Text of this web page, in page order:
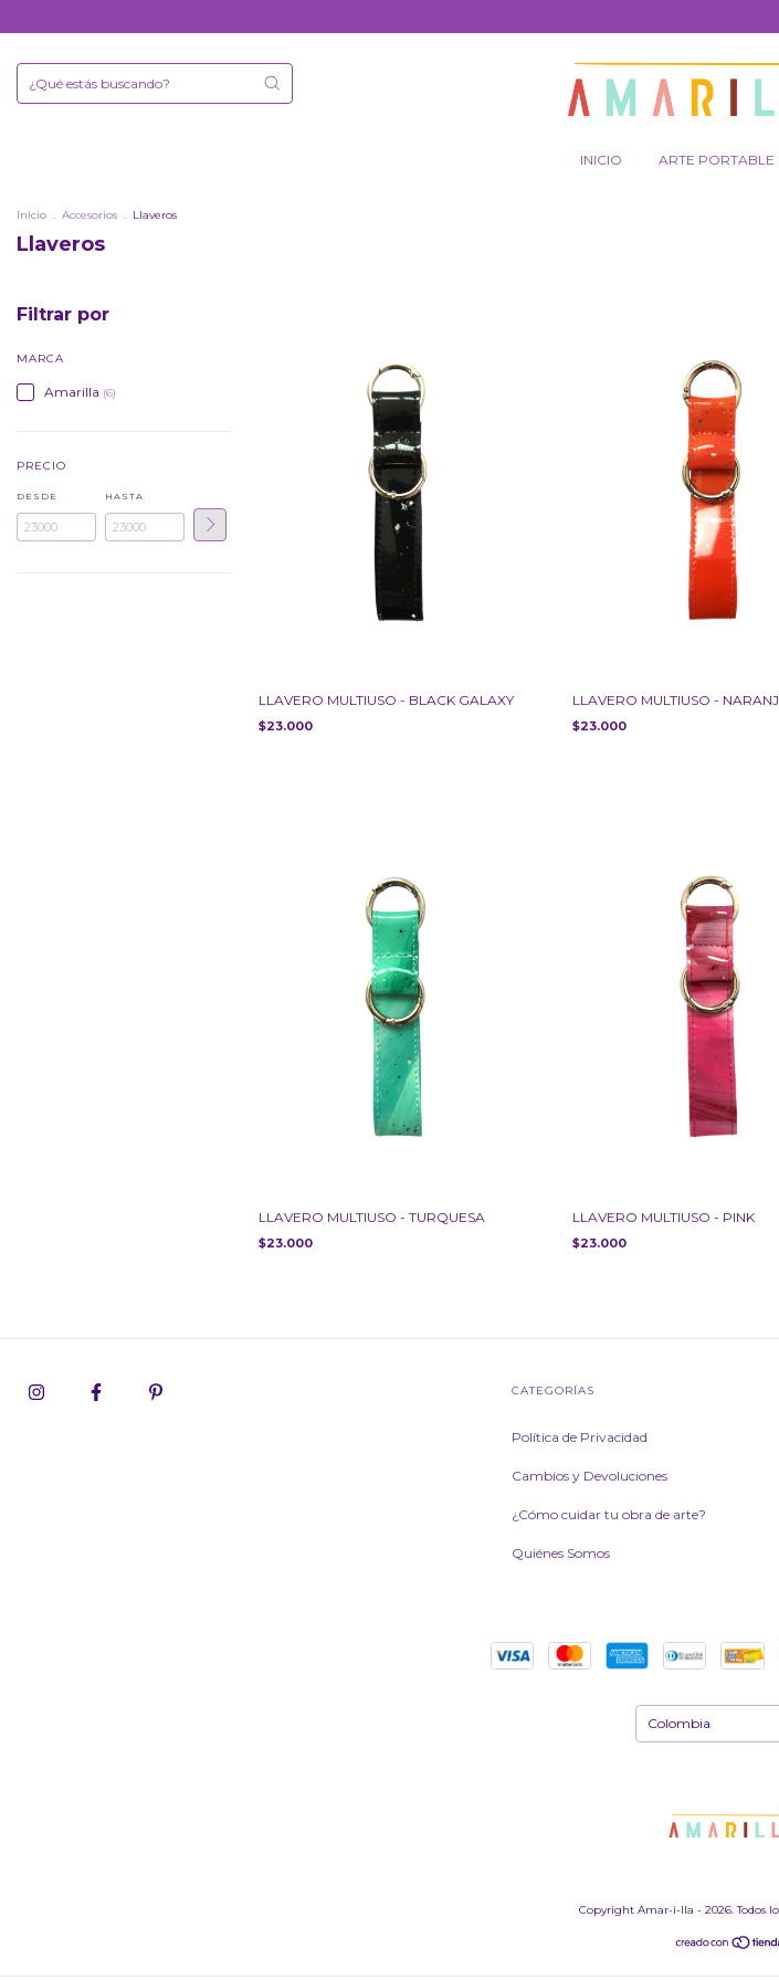
INICIO ARTE PORTABLE
Inicio . Accesorios . Llaveros
Llaveros
Filtrar por
MARCA
Amarilla (6)
PRECIO
DESDE HASTA
LLAVERO MULTIUSO - BLACK GALAXY
$23.000
LLAVERO MULTIUSO -
$23.000
LLAVERO MULTIUSO - TURQUESA
$23.000
LLAVERO MULTIUSO - PINK
$23.000
CATEGORÍAS
Política de Privacidad
Cambios y Devoluciones
¿Cómo cuidar tu obra de arte?
Quiénes Somos
Copyright Amar-i-lla - 2026. Todos